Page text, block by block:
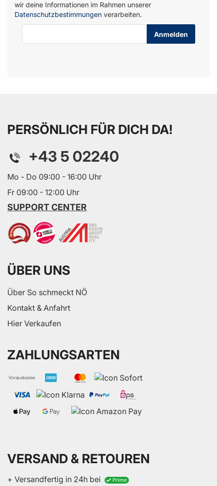
wir deine Informationen im Rahmen unserer
Datenschutzbestimmungen verarbeiten.
PERSÖNLICH FÜR DICH DA!
+43 5 02240
Mo - Do 09:00 - 16:00 Uhr
Fr 09:00 - 12:00 Uhr
SUPPORT CENTER
ÜBER UNS
Über So schmeckt NÖ
Kontakt & Anfahrt
Hier Verkaufen
ZAHLUNGSARTEN
VERSAND & RETOUREN
+ Versandfertig in 24h bei